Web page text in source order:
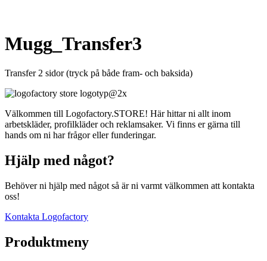
Mugg_Transfer3
Transfer 2 sidor (tryck på både fram- och baksida)
Välkommen till Logofactory.STORE! Här hittar ni allt inom
arbetskläder, profilkläder och reklamsaker. Vi finns er gärna till
hands om ni har frågor eller funderingar.
Hjälp med något?
Behöver ni hjälp med något så är ni varmt välkommen att kontakta
oss!
Kontakta Logofactory
Produktmeny